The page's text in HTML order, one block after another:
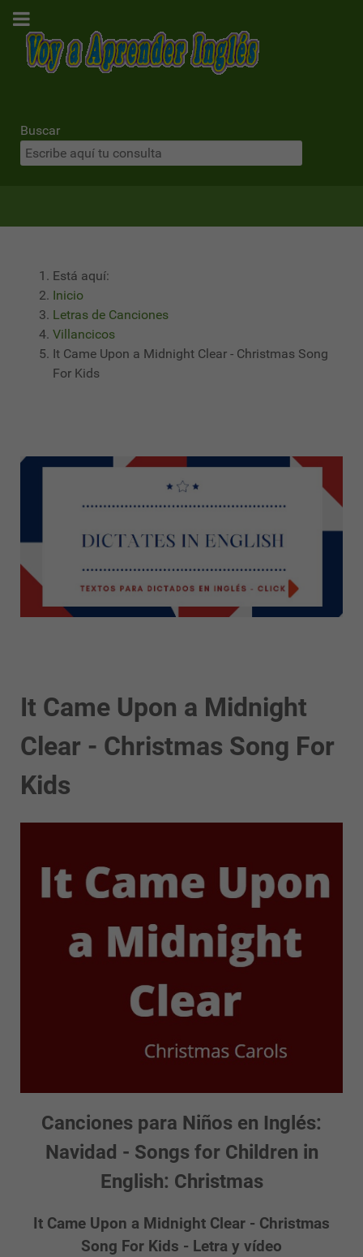
Buscar
Está aquí:
Inicio
Letras de Canciones
Villancicos
It Came Upon a Midnight Clear - Christmas Song
For Kids
It Came Upon a Midnight
Clear - Christmas Song For
Kids
Canciones para Niños en Inglés:
Navidad - Songs for Children in
English: Christmas
It Came Upon a Midnight Clear - Christmas
Song For Kids - Letra y vídeo